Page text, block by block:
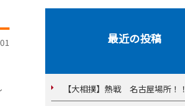
最近の投稿
【大相撲】熱戦 名古屋場所！！